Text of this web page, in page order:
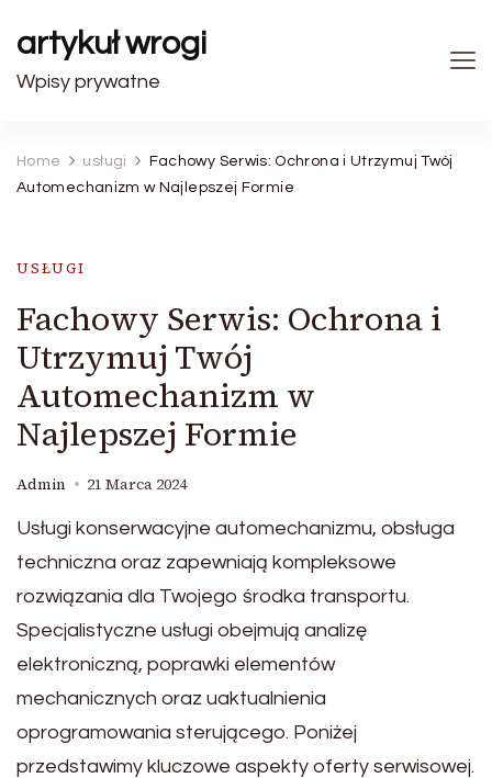
artykuł wrogi
Wpisy prywatne
Home usługi
Fachowy Serwis: Ochrona i Utrzymuj Twój
Automechanizm w Najlepszej Formie
USŁUGI
Fachowy Serwis: Ochrona i
Utrzymuj Twój
Automechanizm w
Najlepszej Formie
Admin 21 Marca 2024
Usługi konserwacyjne automechanizmu, obsługa
techniczna oraz zapewniają kompleksowe
rozwiązania dla Twojego środka transportu.
Specjalistyczne usługi obejmują analizę
elektroniczną, poprawki elementów
mechanicznych oraz uaktualnienia
oprogramowania sterującego. Poniżej
przedstawimy kluczowe aspekty oferty serwisowej.